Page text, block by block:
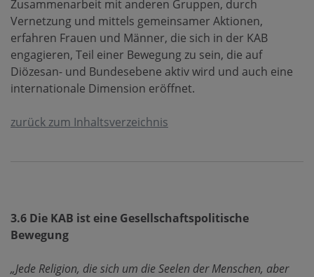
Zusammenarbeit mit anderen Gruppen, durch
Vernetzung und mittels gemeinsamer Aktionen,
erfahren Frauen und Männer, die sich in der KAB
engagieren, Teil einer Bewegung zu sein, die auf
Diözesan- und Bundesebene aktiv wird und auch eine
internationale Dimension eröffnet.
zurück zum Inhaltsverzeichnis
3.6 Die KAB ist eine Gesellschaftspolitische
Bewegung
„Jede Religion, die sich um die Seelen der Menschen, aber